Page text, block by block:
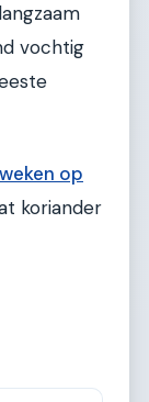
vochtig
op
koriander